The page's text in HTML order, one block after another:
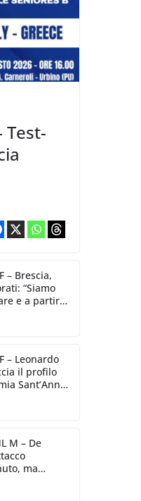
Test-
– Brescia,
“Siamo
e a partire
– Leonardo
il profilo
Sant’Anna
M – De
ma
in